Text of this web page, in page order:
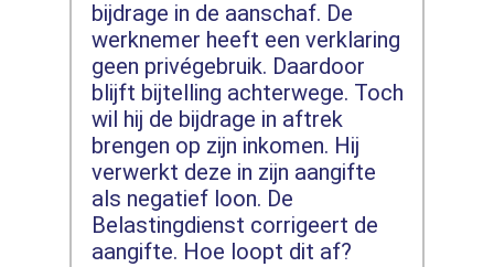
bijdrage in de aanschaf. De
werknemer heeft een verklaring
geen privégebruik. Daardoor
blijft bijtelling achterwege. Toch
wil hij de bijdrage in aftrek
brengen op zijn inkomen. Hij
verwerkt deze in zijn aangifte
als negatief loon. De
Belastingdienst corrigeert de
aangifte. Hoe loopt dit af?